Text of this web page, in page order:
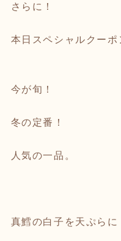
さらに！
本日スペシャルクーポ
今が旬！
冬の定番！
人気の一品。
真鱈の白子を天ぷらに